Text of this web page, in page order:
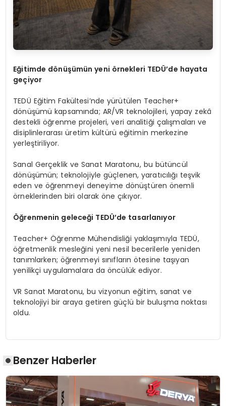
Eğitimde dönüşümün yeni örnekleri TEDÜ’de hayata
geçiyor
TEDÜ Eğitim Fakültesi’nde yürütülen Teacher+
dönüşümü kapsamında; AR/VR teknolojileri, yapay zekâ
destekli öğrenme projeleri, veri analitiği çalışmaları ve
disiplinlerarası üretim kültürü eğitimin merkezine
yerleştiriliyor.
Sanal Gerçeklik ve Sanat Maratonu, bu bütüncül
dönüşümün; teknolojiyle güçlenen, yaratıcılığı teşvik
eden ve öğrenmeyi deneyime dönüştüren önemli
örneklerinden biri olarak öne çıkıyor.
Öğrenmenin geleceği TEDÜ’de tasarlanıyor
Teacher+ Öğrenme Mühendisliği yaklaşımıyla TEDÜ,
öğretmenlik mesleğini yeni nesil becerilerle yeniden
tanımlarken; öğrenmeyi sınıfların ötesine taşıyan
yenilikçi uygulamalara da öncülük ediyor.
VR Sanat Maratonu, bu vizyonun eğitim, sanat ve
teknolojiyi bir araya getiren güçlü bir buluşma noktası
oldu.
Benzer Haberler